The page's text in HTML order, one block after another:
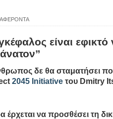
κάψιμο των χωριών της
με ρίζες απο τον
στο Διαγωνισμό Ιδεών -
είναι εφικτό
δε θα σταματήσει
2045 Initiative του Dmitry
έρχεται να προσθέσει τη